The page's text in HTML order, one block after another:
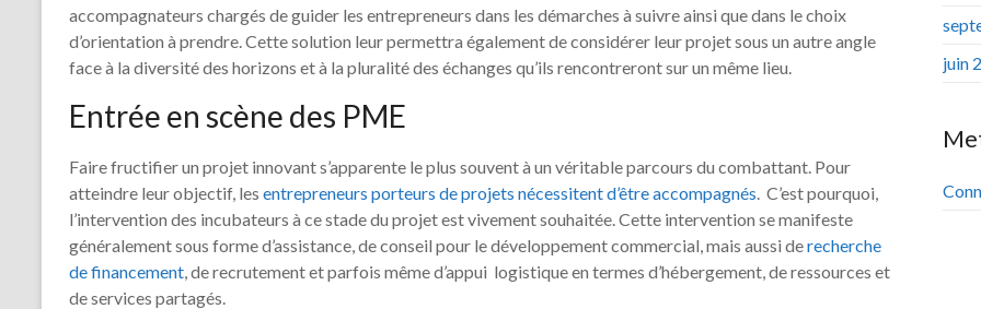
accompagnateurs chargés de guider les entrepreneurs dans les démarches à suivre ainsi que dans le choix
d’orientation à prendre. Cette solution leur permettra également de considérer leur projet sous un autre angle
face à la diversité des horizons et à la pluralité des échanges qu’ils rencontreront sur un même lieu.
Entrée en scène des PME
Faire fructifier un projet innovant s’apparente le plus souvent à un véritable parcours du combattant. Pour
atteindre leur objectif, les entrepreneurs porteurs de projets nécessitent d’être accompagnés. C’est pourquoi,
l’intervention des incubateurs à ce stade du projet est vivement souhaitée. Cette intervention se manifeste
généralement sous forme d’assistance, de conseil pour le développement commercial, mais aussi derecherche
de financement, de recrutement et parfois même d’appui logistique en termes d’hébergement, de ressources et
de services partagés.
juin